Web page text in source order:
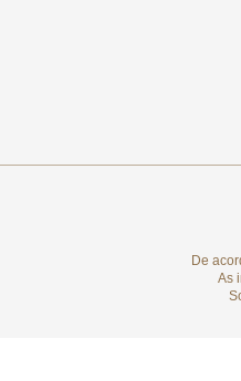
De
As